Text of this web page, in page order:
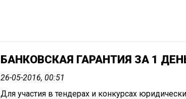
БАНКОВСКАЯ ГАРАНТИЯ ЗА 1
26-05-2016, 00:51
Для участия в тендерах и конкурсах